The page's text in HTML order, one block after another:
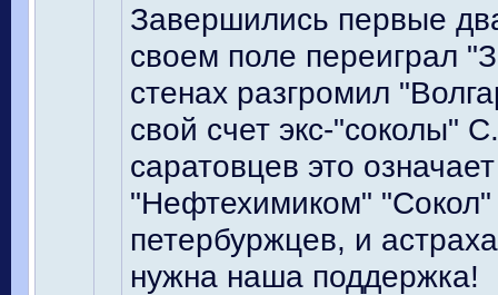
Завершились первые
своем поле переиграл
стенах разгромил
свой счет экс-"соколы"
саратовцев это
"Нефтехимиком" "Сокол"
петербуржцев, и
нужна наша поддержка!